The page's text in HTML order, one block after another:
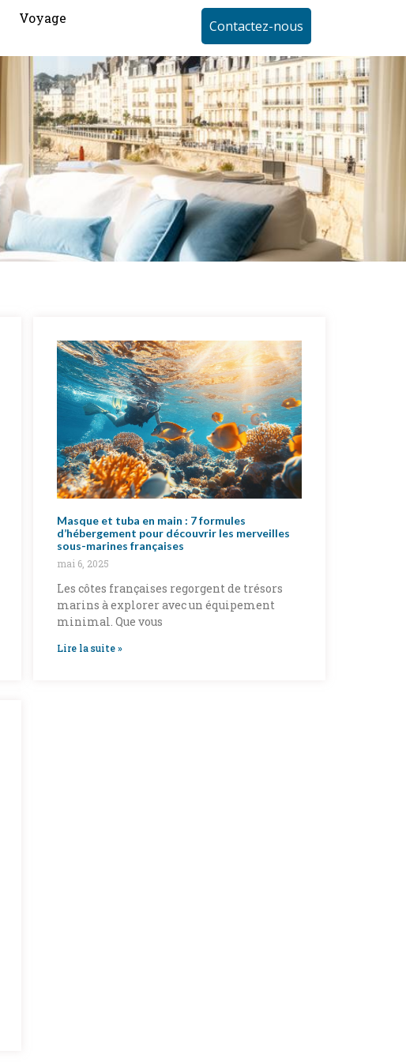
Voyage Contactez-nous
Masque et tuba en main : 7 formules
d’hébergement pour découvrir les merveilles
sous-marines françaises
mai 6, 2025
Les côtes françaises regorgent de trésors
marins à explorer avec un équipement
minimal. Que vous
Lire la suite »